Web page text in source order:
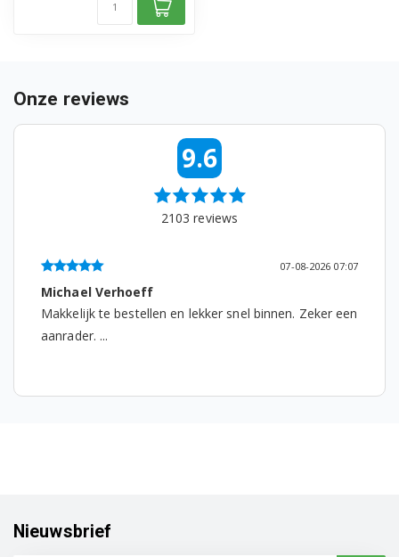
91152915102 (F34300IM0)
91153605802 (F50502VI0)
91153615700 (F50512VI0)
91153913302 (F34300VI0)
91153917000 (F34304VI0)
91153609801 (F55300VI0)
91153609802 (F55300VI0)
91153609804 (F55300VI0)
Onze reviews
9.6
2103 reviews
07-08-2026 07:07
Michael Verhoeff
Makkelijk te bestellen en lekker snel binnen. Zeker een
aanrader. ...
Nieuwsbrief